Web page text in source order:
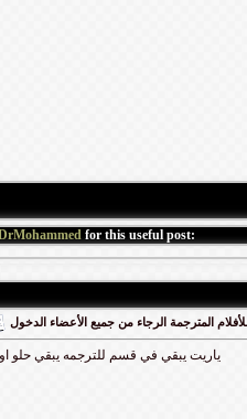
for this useful post:
المترجمة الرجاء من جميع الأعضاء الدخول
ياريت يبقي في قسم للترجمه يبقي حلو